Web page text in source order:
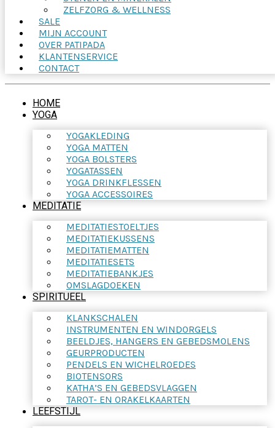
ZELFZORG & WELLNESS
SALE
MIJN ACCOUNT
OVER PATIPADA
KLANTENSERVICE
CONTACT
HOME
YOGA
YOGAKLEDING
YOGA MATTEN
YOGA BOLSTERS
YOGATASSEN
YOGA DRINKFLESSEN
YOGA ACCESSOIRES
MEDITATIE
MEDITATIESTOELTJES
MEDITATIEKUSSENS
MEDITATIEMATTEN
MEDITATIESETS
MEDITATIEBANKJES
OMSLAGDOEKEN
SPIRITUEEL
KLANKSCHALEN
INSTRUMENTEN EN WINDORGELS
BEELDJES, HANGERS EN GEBEDSMOLENS
GEURPRODUCTEN
PENDELS EN WICHELROEDES
BIOTENSORS
KATHA’S EN GEBEDSVLAGGEN
TAROT- EN ORAKELKAARTEN
LEEFSTIJL